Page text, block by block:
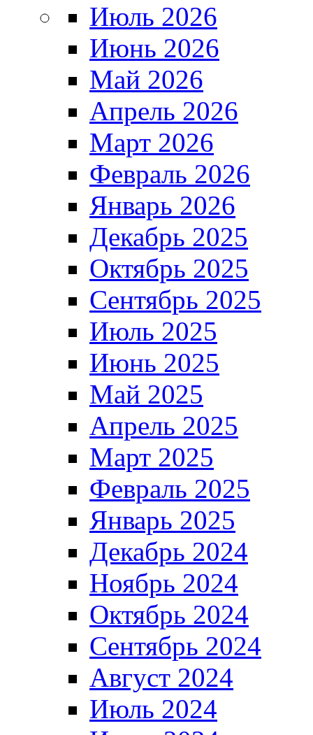
Июль 2026
Июнь 2026
Май 2026
Апрель 2026
Март 2026
Февраль 2026
Январь 2026
Декабрь 2025
Октябрь 2025
Сентябрь 2025
Июль 2025
Июнь 2025
Май 2025
Апрель 2025
Март 2025
Февраль 2025
Январь 2025
Декабрь 2024
Ноябрь 2024
Октябрь 2024
Сентябрь 2024
Август 2024
Июль 2024